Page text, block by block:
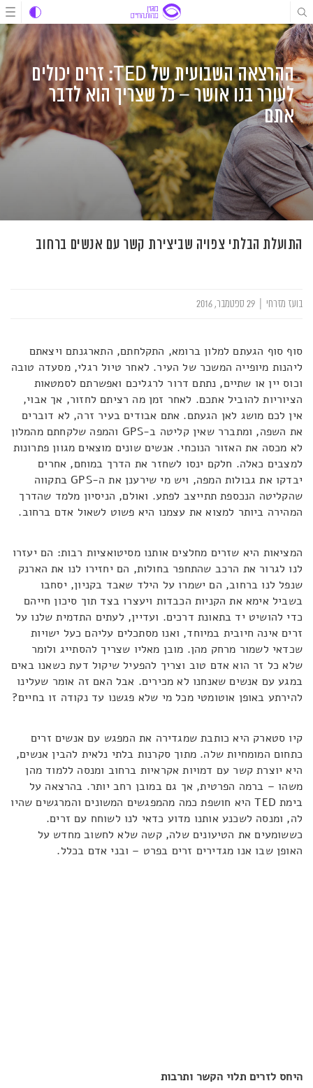
דלג
לתוכן
דלג
לתוכן
דלג
לניווט
ההרצאה השבועית של TED: זרים יכולים
לעורר בנו אושר – כל שצריך הוא לדבר
אתם
התועלת הבלתי צפויה שביצירת קשר עם אנשים ברחוב
בועז מזרחי
סוף סוף הגעתם למלון ברומא, התקלחתם, התארגנתם ויצאתם
ליהנות מיופייה המשכר של העיר. לאחר טיול רגלי, מסעדה טובה
וכוס יין או שתיים, נתתם דרור לרגליכם ואפשרתם לסמטאות
הציוריות להוביל אתכם. לאחר זמן מה רציתם לחזור, אך אבוי,
אין לכם מושג לאן הגעתם. אתם אבודים בעיר זרה, לא דוברים
את השפה, ומתברר שאין קליטה ב-GPS והמפה שלקחתם מהמלון
לא מכסה את האזור הנוכחי. אנשים שונים מוצאים מגוון פתרונות
למצבים כאלה. חלקם ינסו לשחזר את הדרך במוחם, אחרים
יבדקו את גבולות המפה, ויש מי שירענן את ה-GPS בתקווה
שהקליטה הנכספת תתייצב לפתע. ואולם, הניסיון מלמד שהדרך
המהירה ביותר למצוא את עצמנו היא פשוט לשאול אדם ברחוב.
המציאות היא שזרים מחלצים אותנו מסיטואציות רבות: הם יעזרו
לנו לגרור את הרכב שהתחפר בחולות, הם יחזירו לנו את הארנק
שנפל לנו ברחוב, הם ישמרו על הילד שאבד בקניון, יסחבו
בשביל אימא את הקניות הכבדות ויעצרו בצד תוך סיכון חייהם
כדי להושיט יד בתאונת דרכים. ועדיין, לעתים התדמית שלנו על
זרים אינה חיובית במיוחד, ואנו מסתכלים עליהם כעל ישויות
שכדאי לשמור מרחק מהן. מובן מאליו שצריך להסתייג ולומר
שלא כל זר הוא אדם טוב וצריך להפעיל שיקול דעת כשאנו באים
במגע עם אנשים שאנחנו לא מכירים. אבל האם זה אומר שעלינו
להירתע באופן אוטומטי מכל מי שלא פגשנו עד נקודה זו בחיים?
קיו סטארק היא כותבת שמגדירה את המפגש עם אנשים זרים
כתחום המומחיות שלה. מתוך סקרנות בלתי נלאית להבין אנשים,
היא יוצרת קשר עם דמויות אקראיות ברחוב ומנסה ללמוד מהן
משהו – ברמה הפרטית, אך גם במובן רחב יותר. בהרצאה על
בימת TED היא חושפת כמה מהמפגשים המשונים והמרגשים שהיו
לה, ומנסה לשכנע אותנו מדוע כדאי לנו לשוחח עם זרים.
כששומעים את הטיעונים שלה, קשה שלא לחשוב מחדש על
האופן שבו אנו מגדירים זרים בפרט – ובני אדם בכלל.
היחס לזרים תלוי הקשר ותרבות